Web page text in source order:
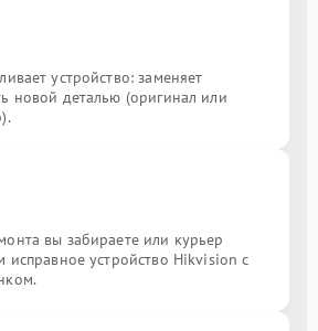
устройство: заменяет
новой деталью (оригинал или
вы забираете или курьер
исправное устройство Hikvision с